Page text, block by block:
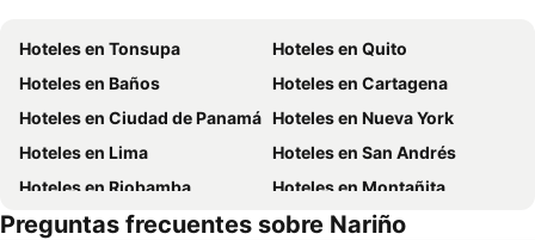
Hoteles en Tonsupa
Hoteles en Quito
Hoteles en Baños
Hoteles en Cartagena
Hoteles en Ciudad de Panamá Hoteles en Nueva York
Hoteles en Lima
Hoteles en San Andrés
Hoteles en Riobamba
Hoteles en Montañita
Hoteles en Puerto López
Hoteles en Pedernales
Preguntas frecuentes sobre Nariño